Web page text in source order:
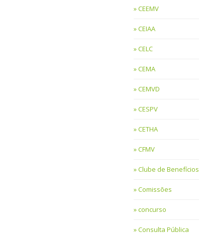
CEEMV
CEIAA
CELC
CEMA
CEMVD
CESPV
CETHA
CFMV
Clube de Benefícios
Comissões
concurso
Consulta Pública